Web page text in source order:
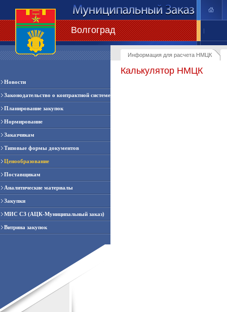
Волгоград |
Новости
Законодательство о контрактной системе
Планирование закупок
Нормирование
Заказчикам
Типовые формы документов
Ценообразование
Поставщикам
Аналитические материалы
Закупки
МИС СЗ (АЦК-Муниципальный заказ)
Витрина закупок
Информация для расчета НМЦК
Калькулятор НМЦК